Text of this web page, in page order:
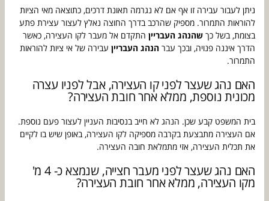
ניתן לעבור עבירה זו אף אם לא נגרמה תאונת דרכים, כתוצאה מאי הציות
להוראות התמרור. מספיק שהרכב בדרך החוצה נאלץ לעצור עצירת פתע
בצומת, בשל כך שהנהג העבריין התקדם אל מעבר לקו העצירה, כאשר
הדרך איננה פנויה, ובכך עבר הנהג העבריין עבירה של אי ציות להוראות
התמרור.
האם נהג שעצר לפני קו העצירה, אבל לפניו עצרה
מכונית נוספת, ממלא אחר חובת העצירה?
בית המשפט קבע שכן. הנהג לא חייב בנסיבות העניין לעצור פעם נוספת.
אם העצירה מתבצעת בקרבה מספיקה לקו העצירה, באופן שיש בו לקיים
את תכלית העצירה, אזי מתמלאת חובה העצירה.
האם נהג שעצר לפני מעבר חצייה, שנמצא כ- 4 מ'
מקו העצירה, ממלא אחר חובת העצירה?